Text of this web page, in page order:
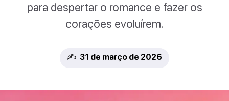
para despertar o romance e fazer os
corações evoluírem.
✍️ 31 de março de 2026